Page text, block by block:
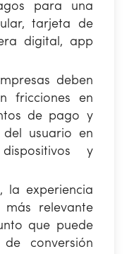
para una
tarjeta de
digital, app
deben
fricciones en
de pago y
usuario en
y
la experiencia
relevante
que puede
conversión